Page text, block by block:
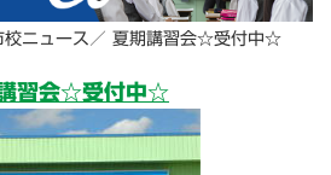
校ニュース ／ 夏期講習会☆受付中☆
習会☆受付中☆